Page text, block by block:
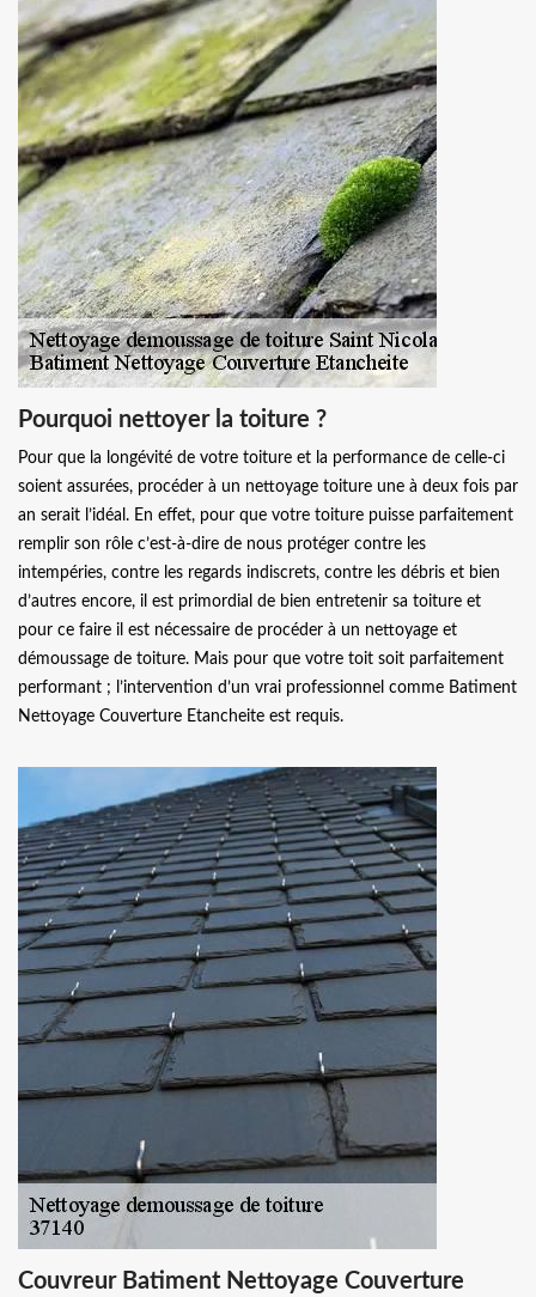
Pourquoi nettoyer la toiture ?
Pour que la longévité de votre toiture et la performance de celle-ci
soient assurées, procéder à un nettoyage toiture une à deux fois par
an serait l’idéal. En effet, pour que votre toiture puisse parfaitement
remplir son rôle c’est-à-dire de nous protéger contre les
intempéries, contre les regards indiscrets, contre les débris et bien
d’autres encore, il est primordial de bien entretenir sa toiture et
pour ce faire il est nécessaire de procéder à un nettoyage et
démoussage de toiture. Mais pour que votre toit soit parfaitement
performant ; l’intervention d’un vrai professionnel comme Batiment
Nettoyage Couverture Etancheite est requis.
Couvreur Batiment Nettoyage Couverture